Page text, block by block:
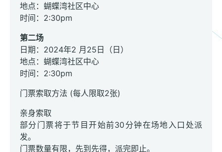
地点：蝴蝶湾社区中心
时间：2:30pm
第二场
日期：2024年2 月25日（日）
地点：蝴蝶湾社区中心
时间：2:30pm
门票索取方法 (每人限取2张)
亲身索取
部分门票将于节目开始前30分钟在场地入口处派
发。
门票数量有限，先到先得，派完即止。